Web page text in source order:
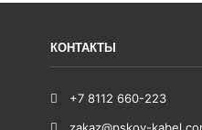
КОНТАКТЫ
+7 8112 660-223